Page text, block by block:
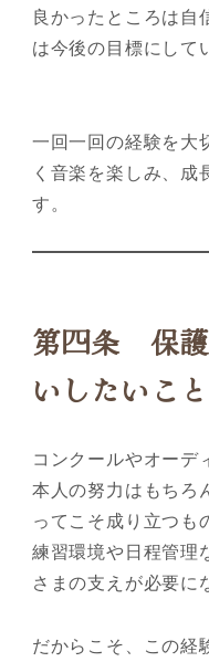
良かったところは自
は今後の目標にして
一回一回の経験を大
く音楽を楽しみ、成
す。
第四条 保護
いしたいこと
コンクールやオーデ
本人の努力はもちろ
ってこそ成り立つも
練習環境や日程管理
さまの支えが必要に
だからこそ、この経